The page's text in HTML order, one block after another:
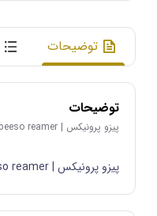
توضیحات
توضیحات
پیزو پرونیکس | pronix peeso reamer
پیزو پرونیکس | pronix peeso reamer